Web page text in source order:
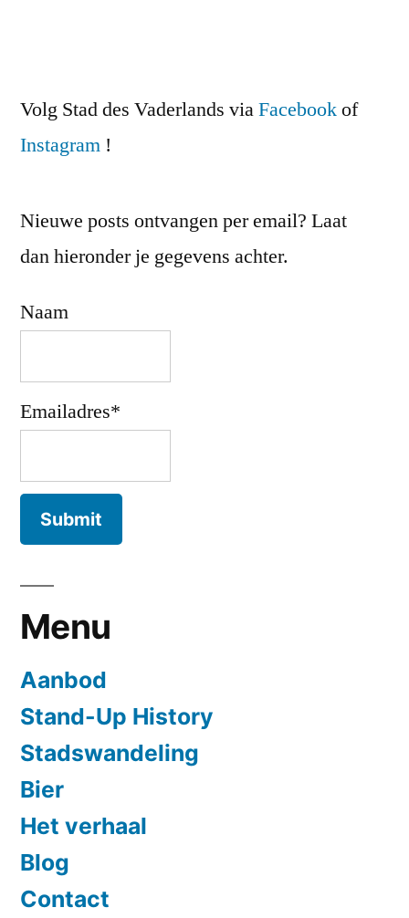
Volg Stad des Vaderlands viaFacebookof
Instagram !
Nieuwe posts ontvangen per email? Laat
dan hieronder je gegevens achter.
Naam
Emailadres*
Menu
Aanbod
Stand-Up History
Stadswandeling
Bier
Het verhaal
Blog
Contact